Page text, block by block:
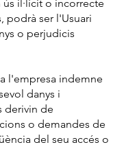
il·lícit o incorrecte
podrà ser l'Usuari
o perjudicis
l'empresa indemne
danys i
derivin de
o demandes de
del seu accés o